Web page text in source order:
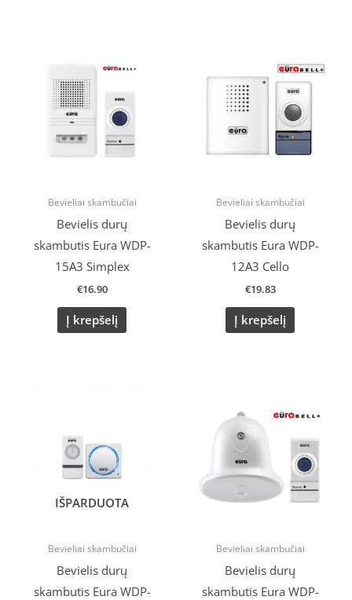
Bevieliai skambučiai
Bevielis durų
skambutis Eura WDP-
15A3 Simplex
€16.90
Į krepšelį
Bevieliai skambučiai
Bevielis durų
skambutis Eura WDP-
12A3 Cello
€19.83
Į krepšelį
IŠPARDUOTA
Bevieliai skambučiai
Bevielis durų
skambutis Eura WDP-
Bevieliai skambučiai
Bevielis durų
skambutis Eura WDP-